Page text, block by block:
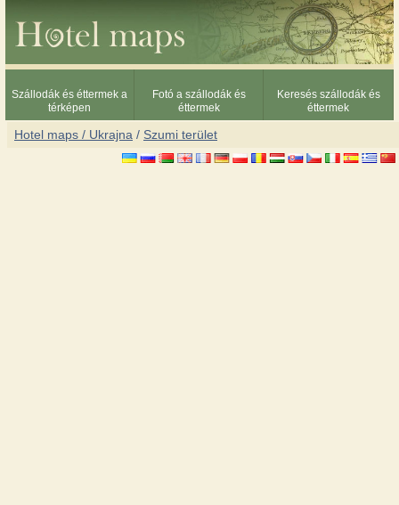
Szállodák és éttermek a
térképen
Fotó a szállodák és
éttermek
Keresés szállodák és
éttermek
Hotel maps / Ukrajna / Szumi terület